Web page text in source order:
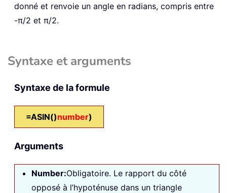
donné et renvoie un angle en radians, compris entre
-π/2 et π/2.
Syntaxe et arguments
Syntaxe de la formule
=ASIN()number)
Arguments
Number:Obligatoire. Le rapport du côté
opposé à l’hypoténuse dans un triangle